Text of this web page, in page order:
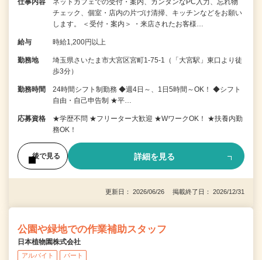
仕事内容
ネットカフェでの受付・案内、カンタンなPC入力、忘れ物
チェック、個室・店内の片づけ清掃、キッチンなどをお願い
します。 ＜受付・案内＞ ・来店されたお客様…
給与 時給1,200円以上
勤務地
埼玉県さいたま市大宮区宮町1-75-1（「大宮駅」東口より徒
歩3分）
勤務時間
24時間シフト制勤務 ◆週4日～、1日5時間～OK！ ◆シフト
自由・自己申告制 ★平…
応募資格
★学歴不問 ★フリーター大歓迎 ★WワークOK！ ★扶養内勤
務OK！
後で見る 詳細を見る
更新日： 2026/06/26 掲載終了日： 2026/12/31
公園や緑地での作業補助スタッフ
日本植物園株式会社
アルバイト パート